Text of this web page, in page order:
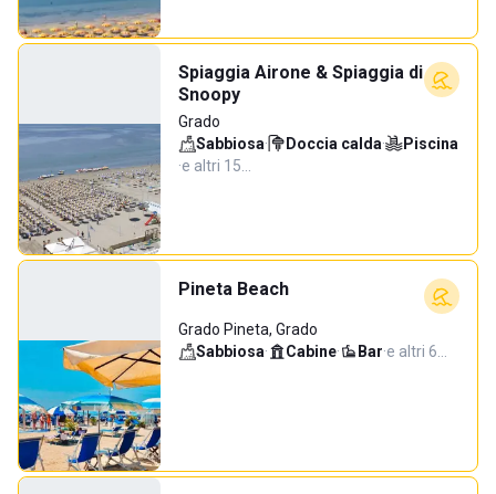
Spiaggia Airone & Spiaggia di
Snoopy
Grado
Sabbiosa· Doccia calda·
Piscina
·e altri 15…
Pineta Beach
Grado Pineta, Grado
Sabbiosa· Cabine· Bar·e altri 6…